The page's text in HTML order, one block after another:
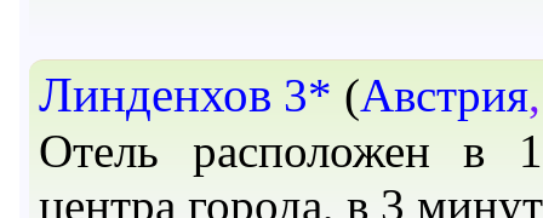
Линденхов 3* (Австрия
Отель расположен в
центра города, в 3